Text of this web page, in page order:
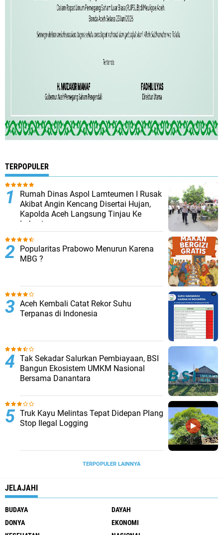
TERPOPULER
Rumah Dinas Aspol Lamteumen I Rusak
Akibat Angin Kencang Disertai Hujan,
Kapolda Aceh Langsung Tinjau Ke
Lokasi
Popularitas Prabowo Menurun Karena
MBG ?
Aceh Kembali Catat Rekor Suhu
Terpanas di Indonesia
Tak Sekadar Salurkan Pembiayaan, BSI
Bangun Ekosistem UMKM Nasional
Bersama Danantara
Truk Kayu Melintas Tepat Didepan Plang
Stop Ilegal Logging
TERPOPULER LAINNYA
JELAJAHI
BUDAYA
DAYAH
DONYA
EKONOMI